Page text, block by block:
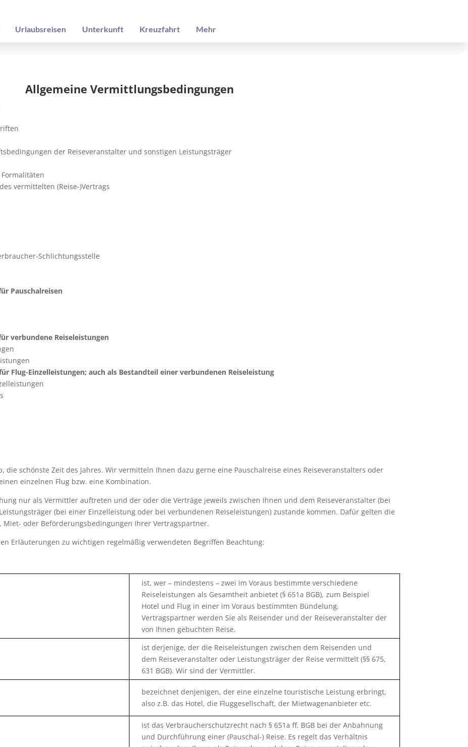
Urlaubsreisen Unterkunft Kreuzfahrt Mehr
Allgemeine Vermittlungsbedingungen
der Reiseveranstalter und sonstigen Leistungsträger
vermittelten (Reise-)Vertrags
Schlichtungsstelle
Pauschalreisen
verbundene Reiseleistungen
Flug-Einzelleistungen; auch als Bestandteil einer verbundenen Reiseleistung
schönste Zeit des Jahres. Wir vermitteln Ihnen dazu gerne eine Pauschalreise eines Reiseveranstalters oder
einzelnen Flug bzw. eine Kombination.
nur als Vermittler auftreten und der oder die Verträge jeweils zwischen Ihnen und dem Reiseveranstalter (bei
(bei einer Einzelleistung oder bei verbundenen Reiseleistungen) zustande kommen. Dafür gelten die
oder Beförderungsbedingungen Ihrer Vertragspartner.
Erläuterungen zu wichtigen regelmäßig verwendeten Begriffen Beachtung:
ist, wer – mindestens – zwei im Voraus bestimmte verschiedene
Reiseleistungen als Gesamtheit anbietet (§ 651a BGB), zum Beispiel
Hotel und Flug in einer im Voraus bestimmten Bündelung.
Vertragspartner werden Sie als Reisender und der Reiseveranstalter der
von Ihnen gebuchten Reise.
ist derjenige, der die Reiseleistungen zwischen dem Reisenden und
dem Reiseveranstalter oder Leistungsträger der Reise vermittelt (§§ 675,
631 BGB). Wir sind der Vermittler.
bezeichnet denjenigen, der eine einzelne touristische Leistung erbringt,
also z.B. das Hotel, die Fluggesellschaft, der Mietwagenanbieter etc.
ist das Verbraucherschutzrecht nach § 651a ff. BGB bei der Anbahnung
und Durchführung einer (Pauschal-) Reise. Es regelt das Verhältnis